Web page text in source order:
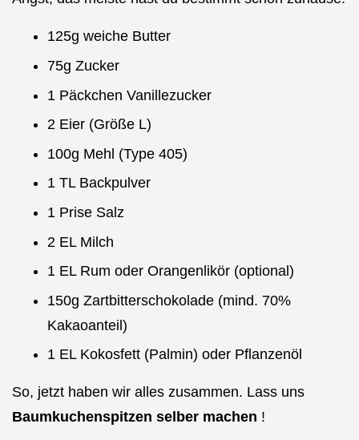
125g weiche Butter
75g Zucker
1 Päckchen Vanillezucker
2 Eier (Größe L)
100g Mehl (Type 405)
1 TL Backpulver
1 Prise Salz
2 EL Milch
1 EL Rum oder Orangenlikör (optional)
150g Zartbitterschokolade (mind. 70%
Kakaoanteil)
1 EL Kokosfett (Palmin) oder Pflanzenöl
So, jetzt haben wir alles zusammen. Lass uns
Baumkuchenspitzen selber machen !